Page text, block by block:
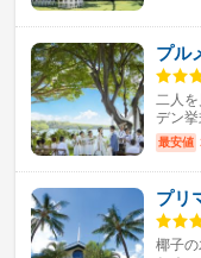
プル
二人
デン挙
最安値
プリ
椰子